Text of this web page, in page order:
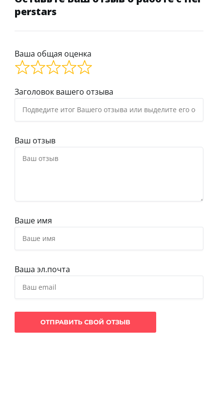
perstars
Ваша общая оценка
Заголовок вашего отзыва
Ваш отзыв
Ваше имя
Ваша эл.почта